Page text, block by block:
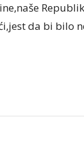
da bi bilo